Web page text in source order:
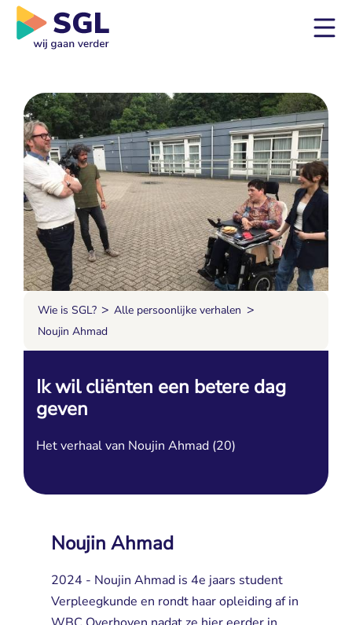
Ik wil cliënten een betere dag
geven
Het verhaal van Noujin Ahmad (20)
Wie is SGL? > Alle persoonlijke verhalen >
Noujin Ahmad
Noujin Ahmad
2024 - Noujin Ahmad is 4e jaars student
Verpleegkunde en rondt haar opleiding af in